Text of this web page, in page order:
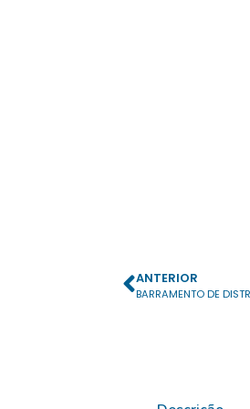
ANTERIOR
BARRAMENTO DE